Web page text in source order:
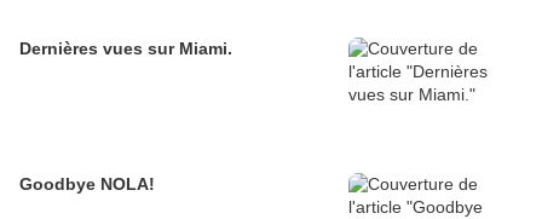
Dernières vues sur Miami.
Goodbye NOLA!